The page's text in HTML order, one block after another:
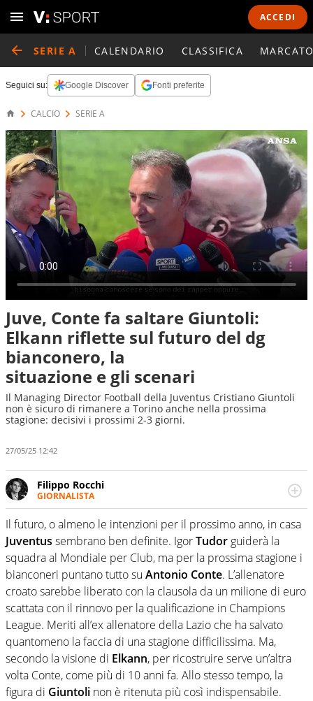
ACCEDI
SERIE A CALENDARIO CLASSIFICA
Seguici su: Google Discover Fonti preferite
CALCIO SERIE A
Juve, Conte fa saltare Giuntoli:
Elkann riflette sul futuro del dg
bianconero, la
situazione e gli scenari
Il Managing Director Football della Juventus Cristiano Giuntoli
non è sicuro di rimanere a Torino anche nella prossima
stagione: decisivi i prossimi 2-3 giorni.
27/05/25 12:42
Filippo Rocchi
GIORNALISTA
Cresciuto tra una staccata di Alonso, un dritto di Federer
e un fade away di Kobe, il calcio ha la meglio. Ha seguito
diverse manifestazioni sportive e non. Ama scoprire
nuove storie e raccontarle.
Il futuro, o almeno le intenzioni per il prossimo anno, in casa
Juventus sembrano ben definite. IgorTudor guiderà la
squadra al Mondiale per Club, ma per la prossima stagione i
bianconeri puntano tutto su Antonio Conte. L’allenatore
croato sarebbe liberato con la clausola da un milione di euro
scattata con il rinnovo per la qualificazione in Champions
League. Meriti all’ex allenatore della Lazio che ha salvato
quantomeno la faccia di una stagione difficilissima. Ma,
secondo la visione di Elkann, per ricostruire serve un’altra
volta Conte, come più di 10 anni fa. Allo stesso tempo, la
figura di Giuntoli non è ritenuta più così indispensabile.